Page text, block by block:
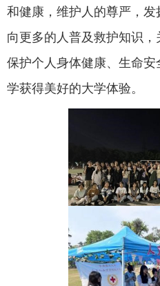
和健康，维护人的尊严，发
向更多的人普及救护知识
保护个人身体健康、生命安
学获得美好的大学体验。